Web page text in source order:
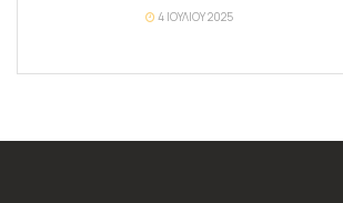
4 ΙΟΥΛΊΟΥ 2025